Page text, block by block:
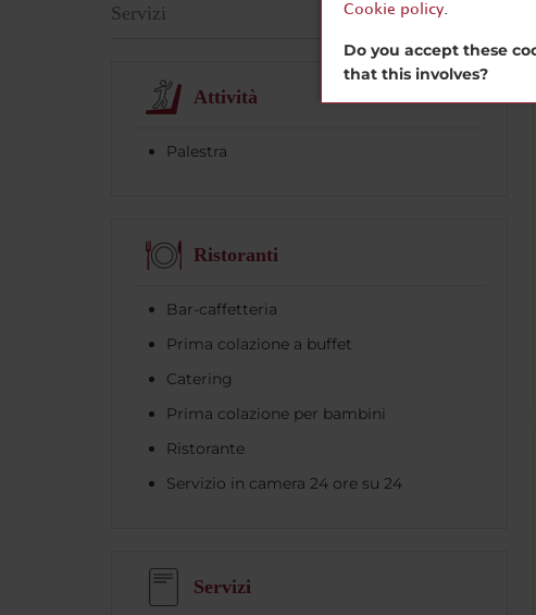
Servizi
Attività
Palestra
Ristoranti
Bar-caffetteria
Prima colazione a buffet
Catering
Prima colazione per bambini
Ristorante
Servizio in camera 24 ore su 24
Servizi
Cookie policy.
Do you accept these
that this involves?